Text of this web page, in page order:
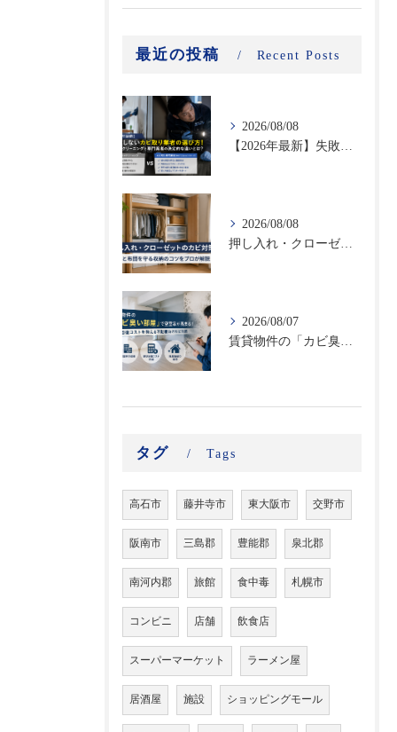
最近の投稿 Recent Posts
2026/08/08
2026/08/08
押し入れ・クローゼットのカビ対策｜衣類と布団を守る収納のコツをプロが解説
2026/08/07
タグ Tags
高石市 藤井寺市 東大阪市 交野市
阪南市 三島郡 豊能郡 泉北郡
南河内郡 旅館 食中毒 札幌市
コンビニ 店舗 飲食店
スーパーマーケット ラーメン屋
居酒屋 施設 ショッピングモール